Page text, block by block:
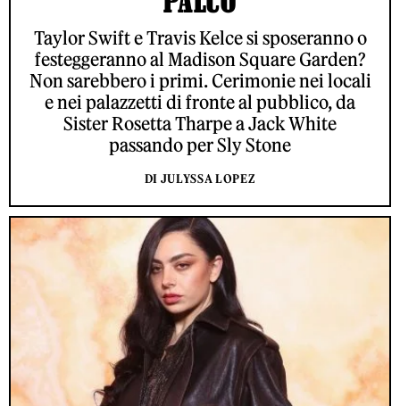
Taylor Swift e Travis Kelce si sposeranno o
festeggeranno al Madison Square Garden?
Non sarebbero i primi. Cerimonie nei locali
e nei palazzetti di fronte al pubblico, da
Sister Rosetta Tharpe a Jack White
passando per Sly Stone
DI JULYSSA LOPEZ